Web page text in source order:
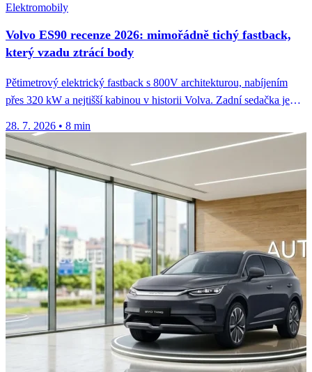
Elektromobily
Volvo ES90 recenze 2026: mimořádně tichý fastback,
který vzadu ztrácí body
Pětimetrový elektrický fastback s 800V architekturou, nabíjením
přes 320 kW a nejtišší kabinou v historii Volva. Zadní sedačka je
28. 7. 2026 • 8 min